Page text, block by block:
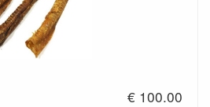
€ 100.00